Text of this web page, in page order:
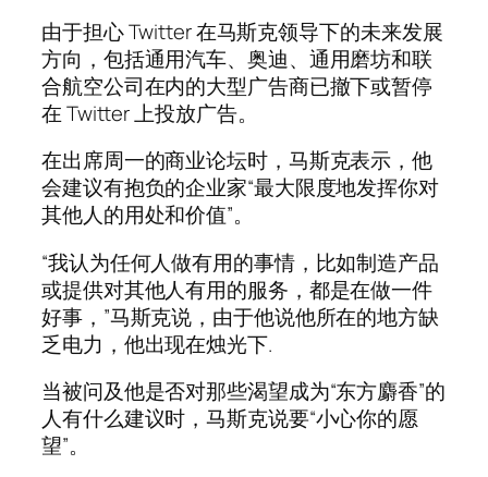
由于担心 Twitter 在马斯克领导下的未来发展
方向，包括通用汽车、奥迪、通用磨坊和联
合航空公司在内的大型广告商已撤下或暂停
在 Twitter 上投放广告。
在出席周一的商业论坛时，马斯克表示，他
会建议有抱负的企业家“最大限度地发挥你对
其他人的用处和价值”。
“我认为任何人做有用的事情，比如制造产品
或提供对其他人有用的服务，都是在做一件
好事，”马斯克说，由于他说他所在的地方缺
乏电力，他出现在烛光下.
当被问及他是否对那些渴望成为“东方麝香”的
人有什么建议时，马斯克说要“小心你的愿
望”。